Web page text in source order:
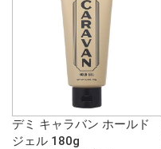
デミ キャラバン ホールド
ジェル 180g